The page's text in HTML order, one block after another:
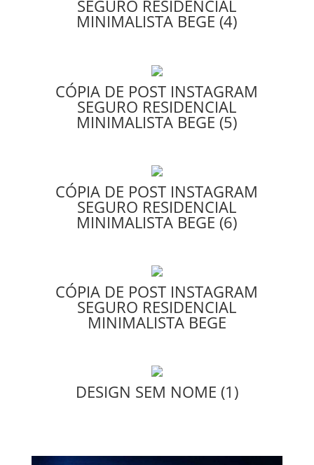
SEGURO RESIDENCIAL
MINIMALISTA BEGE (4)
CÓPIA DE POST INSTAGRAM
SEGURO RESIDENCIAL
MINIMALISTA BEGE (5)
CÓPIA DE POST INSTAGRAM
SEGURO RESIDENCIAL
MINIMALISTA BEGE (6)
CÓPIA DE POST INSTAGRAM
SEGURO RESIDENCIAL
MINIMALISTA BEGE
DESIGN SEM NOME (1)